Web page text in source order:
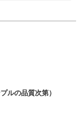
ルの品質次第）